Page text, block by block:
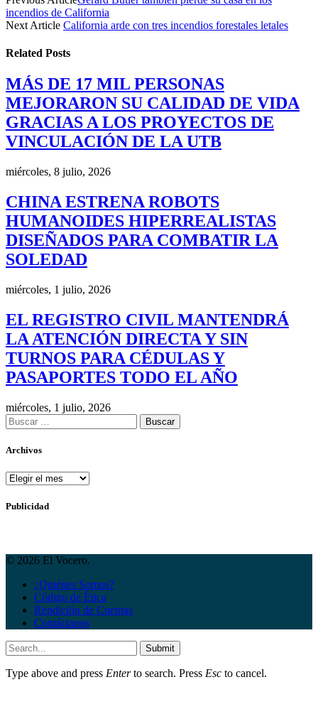
incendios de California
Next Article California arde con tres incendios forestales letales
Related Posts
MÁS DE 17 MIL PERSONAS
MEJORARON SU CALIDAD DE VIDA
GRACIAS A LOS PROYECTOS DE
VINCULACIÓN DE LA UTB
miércoles, 8 julio, 2026
CHINA ESTRENA ROBOTS
HUMANOIDES HIPERREALISTAS
DISEÑADOS PARA COMBATIR LA
SOLEDAD
miércoles, 1 julio, 2026
EL REGISTRO CIVIL MANTENDRÁ
LA ATENCIÓN DIRECTA Y SIN
TURNOS PARA CÉDULAS Y
PASAPORTES TODO EL AÑO
miércoles, 1 julio, 2026
Buscar:
Archivos
Archivos
Publicidad
© 2026 El Vocero.
¿Quiénes Somos?
Código de Ética
Rendición de Cuentas
Contáctanos
Submit
Type above and press Enterto search. Press Esc to cancel.